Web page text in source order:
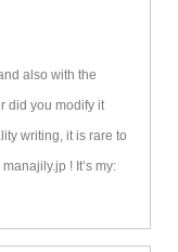
also with the
did you modify it
writing, it is rare to
! It’s my: